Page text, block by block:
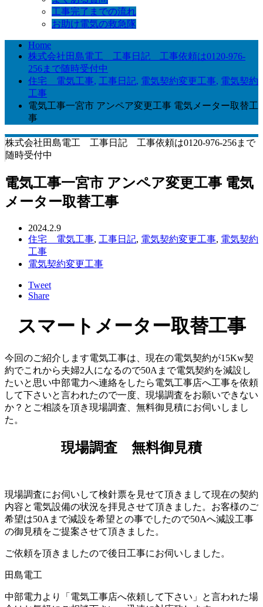
工事完了までの流れ
お助け電気の救急隊
Home
株式会社田島電工 工事日記 工事依頼は0120-976-
256まで随時受付中
住宅 電気工事, 工事日記, 電気契約変更工事, 電気契約
工事
電気工事一宮市 アンペア変更工事 電気メーター取替工
事
株式会社田島電工 工事日記 工事依頼は0120-976-256まで
随時受付中
電気工事一宮市 アンペア変更工事 電気
メーター取替工事
2024.2.9
住宅 電気工事, 工事日記, 電気契約変更工事, 電気契約
工事
電気契約変更工事
Tweet
Share
スマートメーター取替工事
今回のご紹介します電気工事は、現在の電気契約が15Kw契
約でこれから夫婦2人になるので50Aまで電気契約を減設し
たいと思い中部電力へ連絡をしたら電気工事店へ工事を依頼
して下さいと言われたので一度、現場調査をお願いできない
か？とご相談を頂き現場調査、無料御見積にお伺いしまし
た。
現場調査 無料御見積
現場調査にお伺いして検針票を見せて頂きまして現在の契約
内容と電気設備の状況を拝見させて頂きました。お客様のご
希望は50Aまで減設を希望との事でしたので50Aへ減設工事
の御見積をご提案させて頂きました。
ご依頼を頂きましたので後日工事にお伺いしました。
中部電力より「電気工事店へ依頼して下さい」と言われた場